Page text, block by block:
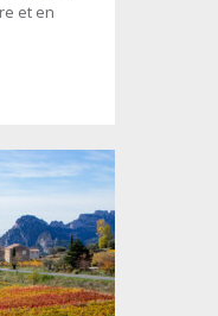
et en